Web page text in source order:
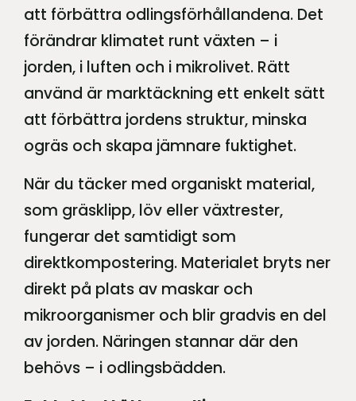
att förbättra odlingsförhållandena. Det
förändrar klimatet runt växten – i
jorden, i luften och i mikrolivet. Rätt
använd är marktäckning ett enkelt sätt
att förbättra jordens struktur, minska
ogräs och skapa jämnare fuktighet.
När du täcker med organiskt material,
som gräsklipp, löv eller växtrester,
fungerar det samtidigt som
direktkompostering. Materialet bryts ner
direkt på plats av maskar och
mikroorganismer och blir gradvis en del
av jorden. Näringen stannar där den
behövs – i odlingsbädden.